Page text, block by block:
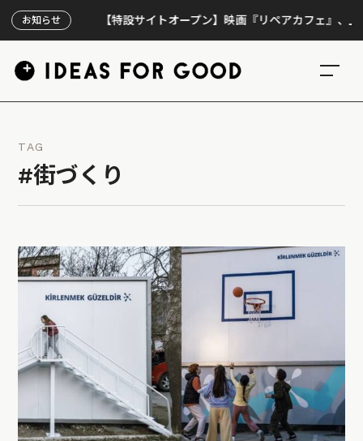
お知らせ【特設サイトオープン】映画『リペアカフェ』、上映300回
TAG
#街づくり